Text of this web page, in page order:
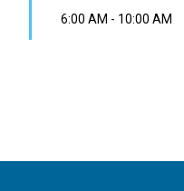
6:00 AM - 10:00 AM